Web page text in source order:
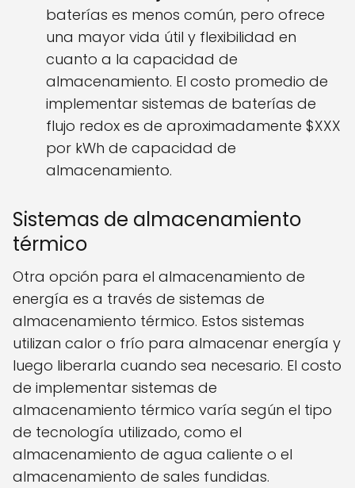
baterías es menos común, pero ofrece
una mayor vida útil y flexibilidad en
cuanto a la capacidad de
almacenamiento. El costo promedio de
implementar sistemas de baterías de
flujo redox es de aproximadamente $XXX
por kWh de capacidad de
almacenamiento.
Sistemas de almacenamiento
térmico
Otra opción para el almacenamiento de
energía es a través de sistemas de
almacenamiento térmico. Estos sistemas
utilizan calor o frío para almacenar energía y
luego liberarla cuando sea necesario. El costo
de implementar sistemas de
almacenamiento térmico varía según el tipo
de tecnología utilizado, como el
almacenamiento de agua caliente o el
almacenamiento de sales fundidas.